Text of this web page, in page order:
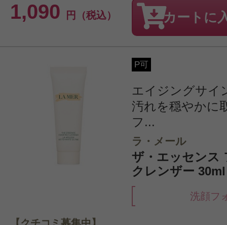
1,090 円（税込） カートに
P可
エイジングサイ
汚れを穏やかに
フ...
ラ・メール
ザ・エッセンス
クレンザー
洗顔フ